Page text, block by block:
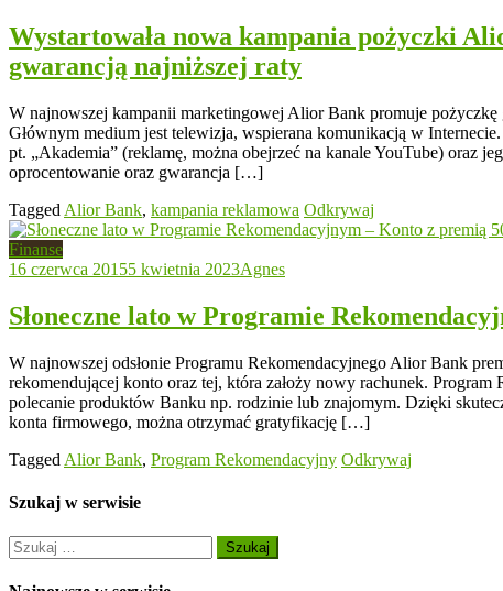
Wystartowała nowa kampania pożyczki
gwarancją najniższej raty
W najnowszej kampanii marketingowej Alior Bank promuje
Głównym medium jest telewizja, wspierana komunikacją w
pt. „Akademia” (reklamę, można obejrzeć na kanale YouTube) oraz
oprocentowanie oraz gwarancja […]
Tagged Alior Bank, kampania reklamowa Odkrywaj
Finanse
16 czerwca 20155 kwietnia 2023Agnes
Słoneczne lato w Programie
W najnowszej odsłonie Programu Rekomendacyjnego Alior Bank
rekomendującej konto oraz tej, która założy nowy rachunek.
polecanie produktów Banku np. rodzinie lub znajomym. Dzięki
konta firmowego, można otrzymać gratyfikację […]
Tagged Alior Bank, Program Rekomendacyjny Odkrywaj
Szukaj w serwisie
Szukaj: